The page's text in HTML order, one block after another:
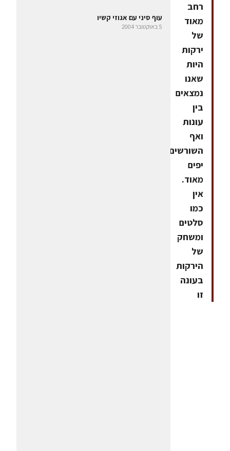
רחב
מאוד
של
ירקות
היות
שאנו
נמצאים
בין
עונות
ואף
השורשים
יפים
מאוד.
אין
כמו
סלטים
ומשחק
של
הירקות
בעונה
זו
עוף סיני עם אגוזי קשיו
5 באוקטובר 2004